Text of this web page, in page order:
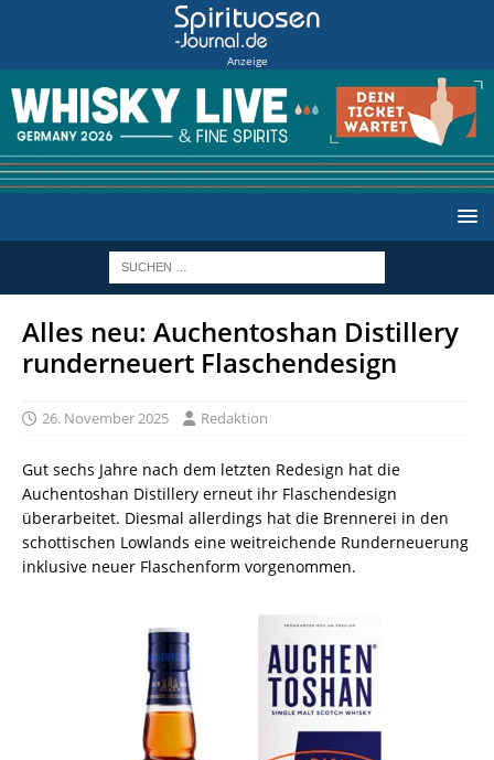
Anzeige
Alles neu: Auchentoshan Distillery
runderneuert Flaschendesign
26. November 2025 Redaktion
Gut sechs Jahre nach dem letzten Redesign hat die
Auchentoshan Distillery erneut ihr Flaschendesign
überarbeitet. Diesmal allerdings hat die Brennerei in den
schottischen Lowlands eine weitreichende Runderneuerung
inklusive neuer Flaschenform vorgenommen.